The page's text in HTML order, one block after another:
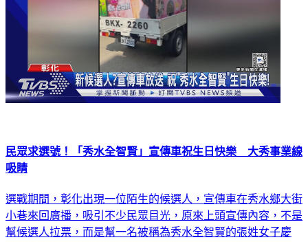
民眾求選號！「秀水全智賢」宣傳車祝生日快樂 大秀事業線
吸睛
選戰期間，彰化出現一位陌生的候選人，宣傳車在秀水鄉大街
小巷來回廣播，吸引不少民眾目光，原來上頭宣傳內容，不是
幫候選人拉票，而是幫一名被稱為秀水全智賢的張姓女子慶